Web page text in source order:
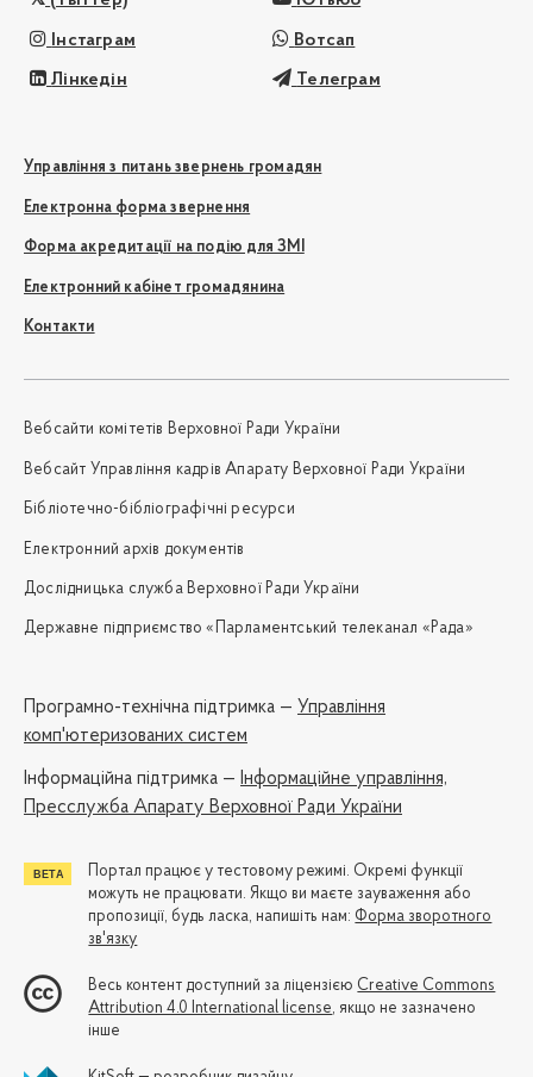
Інстаграм Вотсап
Лінкедін Телеграм
Управління з питань звернень громадян
Електронна форма звернення
Форма акредитації на подію для ЗМІ
Електронний кабінет громадянина
Контакти
Вебсайти комітетів Верховної Ради України
Вебсайт Управління кадрів Апарату Верховної Ради України
Бібліотечно-бібліографічні ресурси
Електронний архів документів
Дослідницька служба Верховної Ради України
Державне підприємство «Парламентський телеканал «Рада»
Програмно-технічна підтримка — Управління
комп'ютеризованих систем
Iнформаційна підтримка — Інформаційне управління,
Пресслужба Апарату Верховної Ради України
Портал працює у тестовому режимі. Окремі функції
можуть не працювати. Якщо ви маєте зауваження або
пропозиції, будь ласка, напишіть нам: Форма зворотного
зв'язку
Весь контент доступний за ліцензією Creative Commons
Attribution 4.0 International license, якщо не зазначено
інше